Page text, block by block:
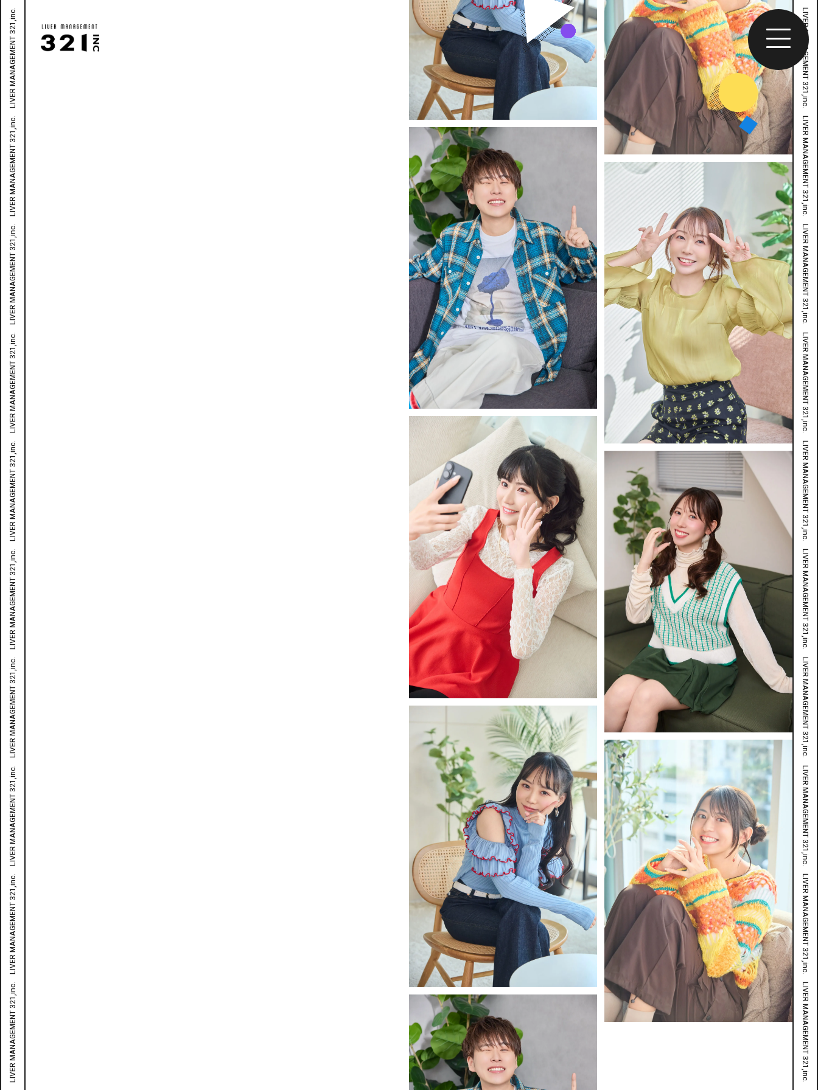
LIVER MANAGEMENT 321,inc. LIVER MANAGEMENT 321,inc. LIVER MANAGEMENT 321,inc. LIVER MANAGEMENT 321,inc. LIVER MANAGEMENT 321,inc. LIVER MANAGEMENT 321,inc. LIVER MANAGEMENT 321,inc. LIVER MANAGEMENT 321,inc. LIVER MANAGEMENT 321,inc. LIVER MANAGEMENT 321,inc. LIVER MANAGEMENT 321,inc. LIVER MANAGEMENT 321,inc. LIVER MANAGEMENT 321,inc. LIVER MANAGEMENT 321,inc. LIVER MANAGEMENT 321,inc. LIVER MANAGEMENT 321,inc. LIVER MANAGEMENT 321,inc. LIVER MANAGEMENT 321,inc. LIVER MANAGEMENT 321,inc. LIVER MANAGEMENT 321,inc. LIVER MANAGEMENT 321,inc. LIVER MANAGEMENT 321,inc.